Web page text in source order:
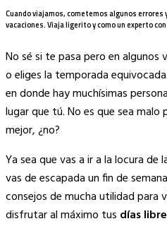
Link
Cuando viajamos, cometemos algunos errores
vacaciones.Viaja ligeritoy como un experto
No sé si te pasa pero en algunos
o eliges la temporada equivocada.
en donde hay muchísimas
lugar que tú. No es que sea malo
mejor, ¿no?
Ya sea que vas a ir a la locura de
vas de escapada un fin de
consejos de mucha utilidad para
disfrutar al máximo tus días